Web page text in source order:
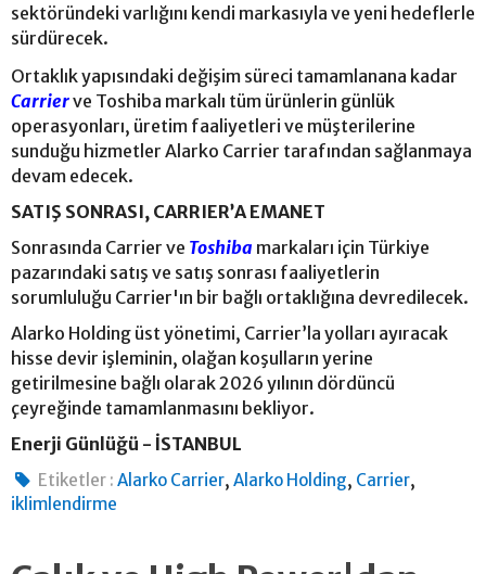
sektöründeki varlığını kendi markasıyla ve yeni hedeflerle
sürdürecek.
Ortaklık yapısındaki değişim süreci tamamlanana kadar
Carrierve Toshiba markalı tüm ürünlerin günlük
operasyonları, üretim faaliyetleri ve müşterilerine
sunduğu hizmetler Alarko Carrier tarafından sağlanmaya
devam edecek.
SATIŞ SONRASI, CARRIER’A EMANET
Sonrasında Carrier ve Toshiba markaları için Türkiye
pazarındaki satış ve satış sonrası faaliyetlerin
sorumluluğu Carrier'ın bir bağlı ortaklığına devredilecek.
Alarko Holding üst yönetimi, Carrier’la yolları ayıracak
hisse devir işleminin, olağan koşulların yerine
getirilmesine bağlı olarak 2026 yılının dördüncü
çeyreğinde tamamlanmasını bekliyor.
Enerji Günlüğü - İSTANBUL
Etiketler : Alarko Carrier,Alarko Holding, Carrier,
iklimlendirme